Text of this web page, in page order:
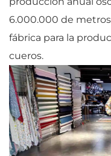
6.000.000 de
fábrica para la
cueros.